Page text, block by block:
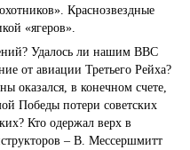
Краснозвездные
«ягеров».
Удалось ли нашим ВВС
от авиации Третьего Рейха?
оказался, в конечном счете,
Победы потери советских
Кто одержал верх в
– В. Мессершмитт